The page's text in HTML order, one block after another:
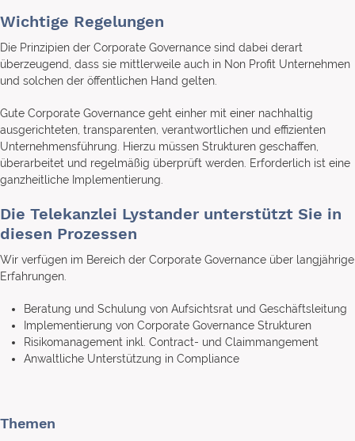
Wichtige Regelungen
Die Prinzipien der Corporate Governance sind dabei derart
überzeugend, dass sie mittlerweile auch in Non Profit Unternehmen
und solchen der öffentlichen Hand gelten.
Gute Corporate Governance geht einher mit einer nachhaltig
ausgerichteten, transparenten, verantwortlichen und effizienten
Unternehmensführung. Hierzu müssen Strukturen geschaffen,
überarbeitet und regelmäßig überprüft werden. Erforderlich ist eine
ganzheitliche Implementierung.
Die Telekanzlei Lystander unterstützt Sie in
diesen Prozessen
Wir verfügen im Bereich der Corporate Governance über langjährige
Erfahrungen.
Beratung und Schulung von Aufsichtsrat und Geschäftsleitung
Implementierung von Corporate Governance Strukturen
Risikomanagement inkl. Contract- und Claimmangement
Anwaltliche Unterstützung in Compliance
Themen